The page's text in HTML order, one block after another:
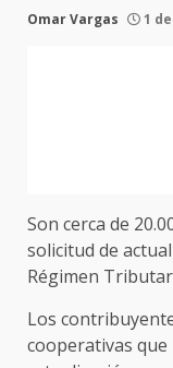
Omar Vargas 1
Son cerca de
solicitud de
Régimen
Los
cooperativas